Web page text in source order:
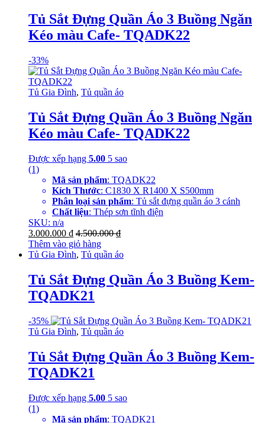
Tủ Sắt Đựng Quần Áo 3 Buồng Ngăn
Kéo màu Cafe- TQADK22
-33%
Tủ Gia Đình, Tủ quần áo
Tủ Sắt Đựng Quần Áo 3 Buồng Ngăn
Kéo màu Cafe- TQADK22
Được xếp hạng 5.00 5 sao
(1)
Mã sản phẩm: TQADK22
Kích Thước: C1830 X R1400 X S500mm
Phân loại sản phẩm: Tủ sắt đựng quần áo 3 cánh
Chất liệu: Thép sơn tĩnh điện
SKU: n/a
3.000.000 ₫ 4.500.000₫
Thêm vào giỏ hàng
Tủ Gia Đình, Tủ quần áo
Tủ Sắt Đựng Quần Áo 3 Buồng Kem-
TQADK21
-35%
Tủ Gia Đình, Tủ quần áo
Tủ Sắt Đựng Quần Áo 3 Buồng Kem-
TQADK21
Được xếp hạng 5.00 5 sao
(1)
Mã sản phẩm: TQADK21